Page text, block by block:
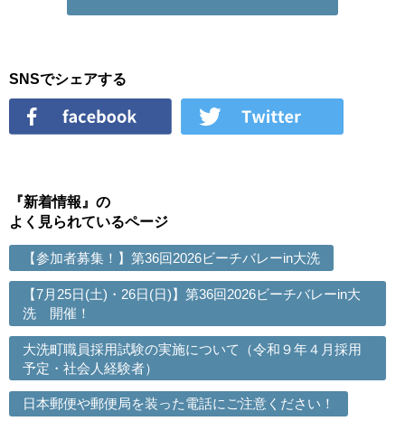
SNSでシェアする
『新着情報』の
よく見られているページ
【参加者募集！】第36回2026ビーチバレーin大洗
【7月25日(土)・26日(日)】第36回2026ビーチバレーin大
洗 開催！
大洗町職員採用試験の実施について（令和９年４月採用
予定・社会人経験者）
日本郵便や郵便局を装った電話にご注意ください！